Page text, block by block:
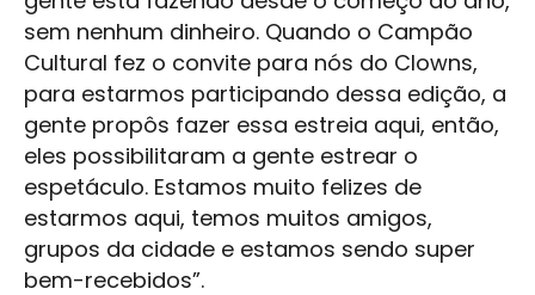
sem nenhum dinheiro. Quando o Campão
Cultural fez o convite para nós do Clowns,
para estarmos participando dessa edição, a
gente propôs fazer essa estreia aqui, então,
eles possibilitaram a gente estrear o
espetáculo. Estamos muito felizes de
estarmos aqui, temos muitos amigos,
grupos da cidade e estamos sendo super
bem-recebidos”.